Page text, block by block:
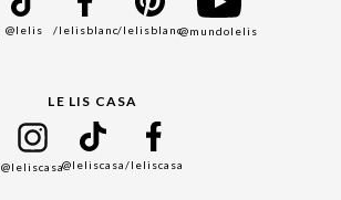
@lelis /lelisblanc/lelisblanc@mundolelis
LE LIS CASA
@leliscasa@leliscasa/leliscasa